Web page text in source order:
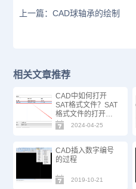
上一篇：CAD球轴承的绘制
相关文章推荐
CAD中如何打开
SAT格式文件？SAT
格式文件的打开方
式
2024-04-25
CAD插入数字编号
的过程
2019-10-21